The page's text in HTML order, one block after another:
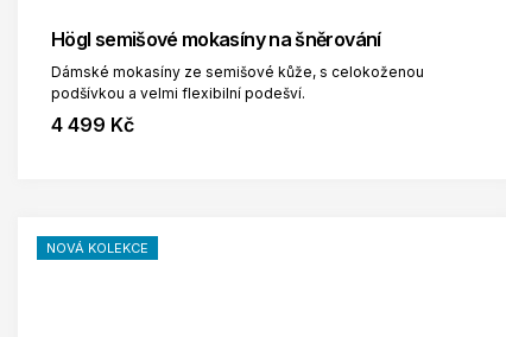
Högl semišové mokasíny na šněrování
Dámské mokasíny ze semišové kůže, s celokoženou
podšívkou a velmi flexibilní podešví.
4 499 Kč
NOVÁ KOLEKCE